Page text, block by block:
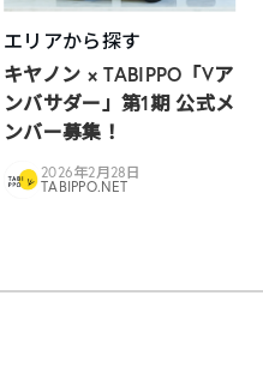
エリアから探す
キヤノン × TABIPPO「Vア
ンバサダー」第1期 公式メ
ンバー募集！
2026年2月28日
TABIPPO.NET